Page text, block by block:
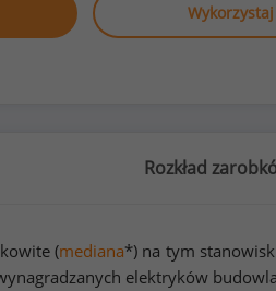
Rozkład
(mediana*) na tym
elektryków